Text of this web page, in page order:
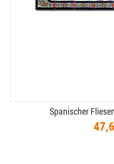
Spanischer